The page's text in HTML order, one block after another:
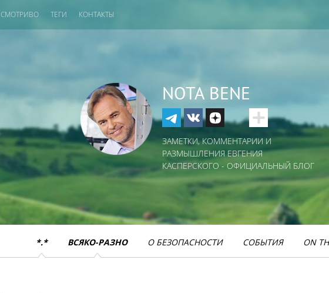
СМОТРИВО ТЕГИ КОНТАКТЫ
NOTA BENE
ЗАМЕТКИ, КОММЕНТАРИИ И
РАЗМЫШЛЕНИЯ ЕВГЕНИЯ
КАСПЕРСКОГО - ОФИЦИАЛЬНЫЙ БЛОГ
*.* ВСЯКО-РАЗНО О БЕЗОПАСНОСТИ СОБЫТИЯ ON